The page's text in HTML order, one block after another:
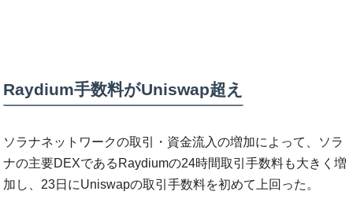
Raydium手数料がUniswap超え
ソラナネットワークの取引・資金流入の増加によって、ソラ
ナの主要DEXであるRaydiumの24時間取引手数料も大きく増
加し、23日にUniswapの取引手数料を初めて上回った。